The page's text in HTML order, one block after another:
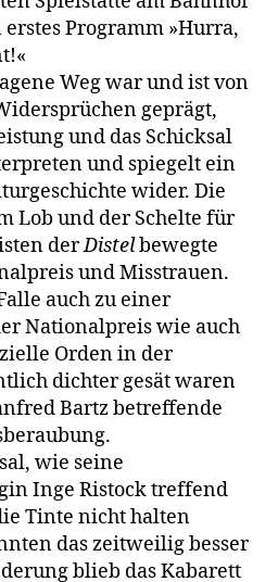
Programm »Hurra,
Weg war und ist von
geprägt,
und das Schicksal
und spiegelt ein
wider. Die
Lob und der Schelte für
derDistelbewegte
und Misstrauen.
auch zu einer
National­preis wie auch
Orden in der
dichter gesät waren
Bartz betreffende
wie seine
Inge Ristock tref­fend
Tinte nicht halten
das zeitweilig besser
blieb das Kabarett